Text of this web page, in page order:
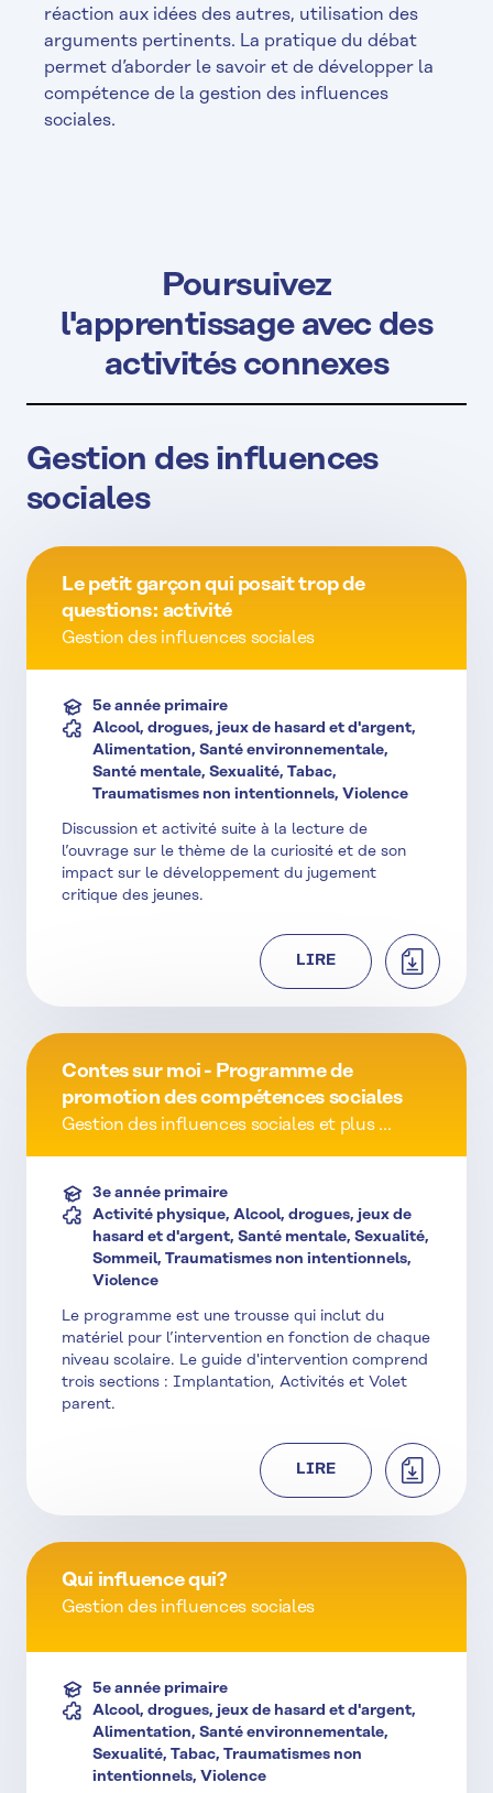
réaction aux idées des autres, utilisation des
arguments pertinents. La pratique du débat
permet d’aborder le savoir et de développer la
compétence de la gestion des influences
sociales.
Poursuivez
l'apprentissage avec des
activités connexes
Gestion des influences
sociales
Le petit garçon qui posait trop de
questions : activité
Gestion des influences sociales
5e année primaire
Alcool, drogues, jeux de hasard et d'argent,
Alimentation, Santé environnementale,
Santé mentale, Sexualité, Tabac,
Traumatismes non intentionnels, Violence
Discussion et activité suite à la lecture de
l’ouvrage sur le thème de la curiosité et de son
impact sur le développement du jugement
critique des jeunes.
LIRE
Contes sur moi - Programme de
promotion des compétences sociales
Gestion des influences sociales et plus ...
3e année primaire
Activité physique, Alcool, drogues, jeux de
hasard et d'argent, Santé mentale, Sexualité,
Sommeil, Traumatismes non intentionnels,
Violence
Le programme est une trousse qui inclut du
matériel pour l’intervention en fonction de chaque
niveau scolaire. Le guide d'intervention comprend
trois sections : Implantation, Activités et Volet
parent.
LIRE
Qui influence qui?
Gestion des influences sociales
5e année primaire
Alcool, drogues, jeux de hasard et d'argent,
Alimentation, Santé environnementale,
Sexualité, Tabac, Traumatismes non
intentionnels, Violence